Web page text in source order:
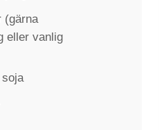
(gärna
eller vanlig